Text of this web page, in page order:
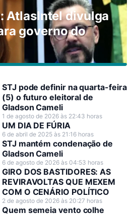
AtlasIntel divulga
governo do
STJ pode definir na quarta-feira
(5) o futuro eleitoral de
Gladson Cameli
1 de agosto de 2026 às 22:43 horas
UM DIA DE FÚRIA
6 de abril de 2025 às 21:16 horas
STJ mantém condenação de
Gladson Cameli
6 de agosto de 2026 às 04:53 horas
GIRO DOS BASTIDORES: AS
REVIRAVOLTAS QUE MEXEM
COM O CENÁRIO POLÍTICO
2 de agosto de 2026 às 20:27 horas
Quem semeia vento colhe